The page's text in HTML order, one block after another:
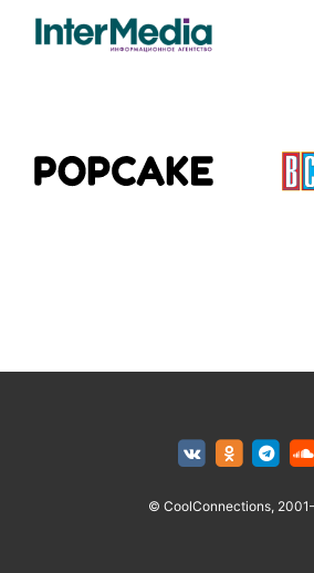
© CoolConnections,